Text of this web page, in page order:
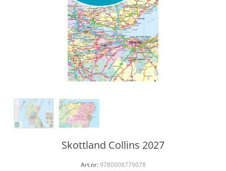
Skottland Collins 2027
Art.nr:9780008779078